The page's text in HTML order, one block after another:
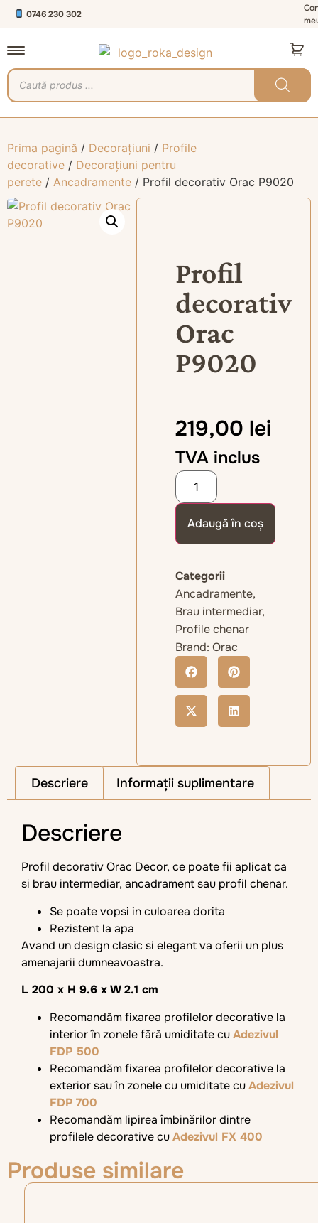
0746 230 302
Prima pagină / Decorațiuni / Profile
decorative / Decorațiuni pentru
perete / Ancadramente / Profil decorativ Orac P9020
Profil
decorativ
Orac
P9020
219,00 lei
TVA inclus
Adaugă în coș
Categorii
Ancadramente,
Brau intermediar,
Profile chenar
Brand:Orac
Descriere Informații suplimentare
Descriere
Profil decorativ Orac Decor, ce poate fii aplicat ca
si brau intermediar, ancadrament sau profil chenar.
Se poate vopsi in culoarea dorita
Rezistent la apa
Avand un design clasic si elegant va oferii un plus
amenajarii dumneavoastra.
L 200 x H 9.6 x W 2.1 cm
Recomandăm fixarea profilelor decorative la
interior în zonele fără umiditate cuAdezivul
FDP 500
Recomandăm fixarea profilelor decorative la
exterior sau în zonele cu umiditate cuAdezivul
FDP 700
Recomandăm lipirea îmbinărilor dintre
profilele decorative cuAdezivul FX 400
Produse similare